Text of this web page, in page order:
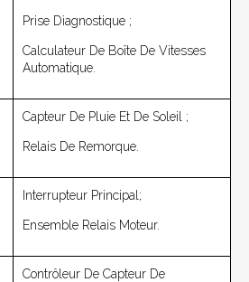
Prise Diagnostique ;
Calculateur De Boîte De Vitesses
Automatique.
Capteur De Pluie Et De Soleil ;
Relais De Remorque.
Interrupteur Principal;
Ensemble Relais Moteur.
Contrôleur De Capteur De